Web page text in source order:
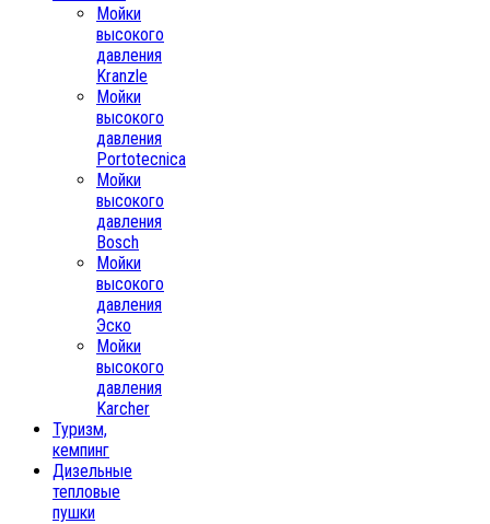
Мойки
высокого
давления
Kranzle
Мойки
высокого
давления
Portotecnica
Мойки
высокого
давления
Bosch
Мойки
высокого
давления
Эско
Мойки
высокого
давления
Karcher
Туризм,
кемпинг
Дизельные
тепловые
пушки